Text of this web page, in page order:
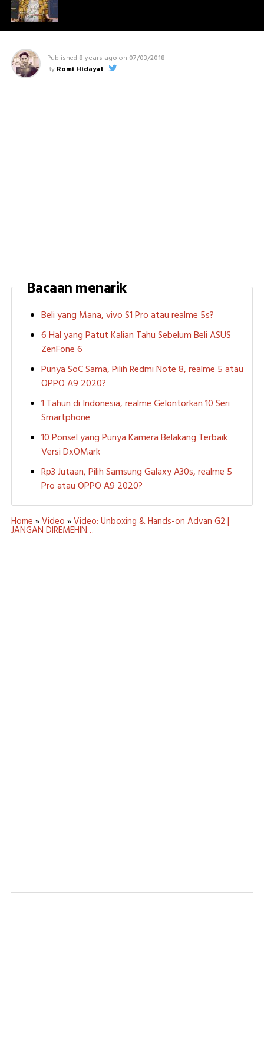
Published 8 years ago on 07/03/2018
By Romi Hidayat
Bacaan menarik
Beli yang Mana, vivo S1 Pro atau realme 5s?
6 Hal yang Patut Kalian Tahu Sebelum Beli ASUS
ZenFone 6
Punya SoC Sama, Pilih Redmi Note 8, realme 5 atau
OPPO A9 2020?
1 Tahun di Indonesia, realme Gelontorkan 10 Seri
Smartphone
10 Ponsel yang Punya Kamera Belakang Terbaik
Versi DxOMark
Rp3 Jutaan, Pilih Samsung Galaxy A30s, realme 5
Pro atau OPPO A9 2020?
Home »Video »Video: Unboxing & Hands-on Advan G2 |
JANGAN DIREMEHIN…